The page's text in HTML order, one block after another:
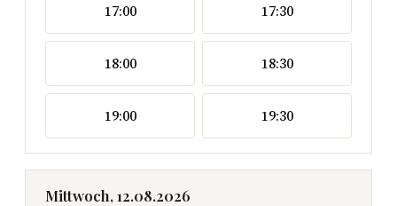
17:00 17:30
18:00 18:30
19:00 19:30
Mittwoch, 12.08.2026